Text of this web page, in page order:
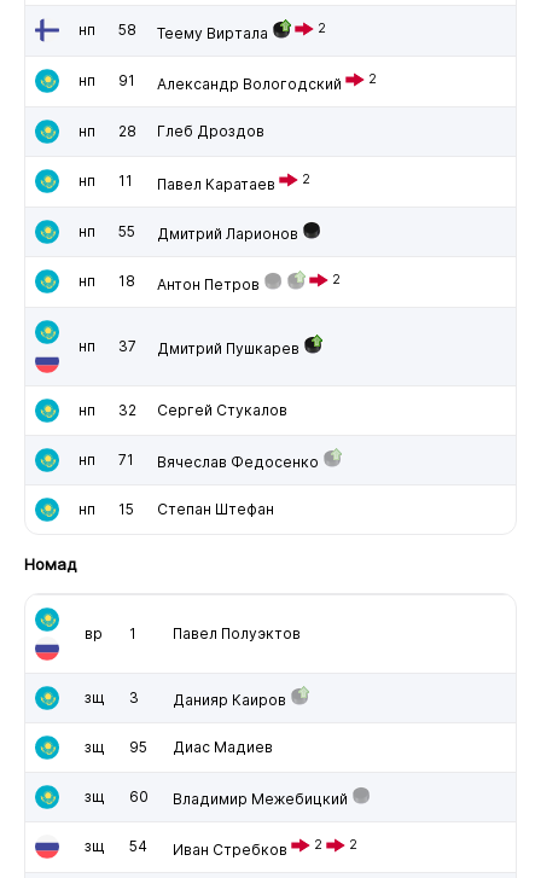
нп 58 Теему Виртала 2
нп 91 Александр Вологодский 2
нп 28 Глеб Дроздов
нп 11 Павел Каратаев 2
нп 55 Дмитрий Ларионов
нп 18 Антон Петров 2
нп 37 Дмитрий Пушкарев
нп 32 Сергей Стукалов
нп 71 Вячеслав Федосенко
нп 15 Степан Штефан
Номад
вр 1 Павел Полуэктов
зщ 3 Данияр Каиров
зщ 95 Диас Мадиев
зщ 60 Владимир Межебицкий
зщ 54 Иван Стребков 2 2